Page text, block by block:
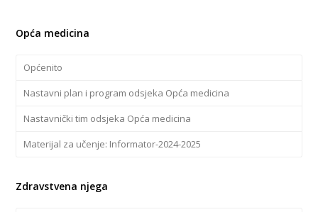
Opća medicina
Općenito
Nastavni plan i program odsjeka Opća medicina
Nastavnički tim odsjeka Opća medicina
Materijal za učenje: Informator-2024-2025
Zdravstvena njega